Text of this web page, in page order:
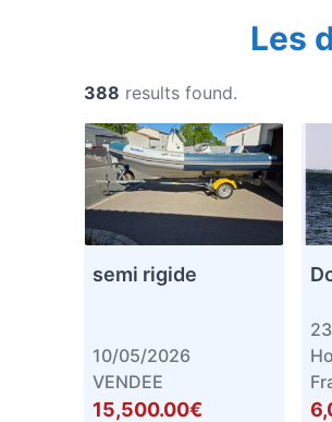
Les
388 results found.
semi rigide
10/05/2026
VENDEE
15,500.00€